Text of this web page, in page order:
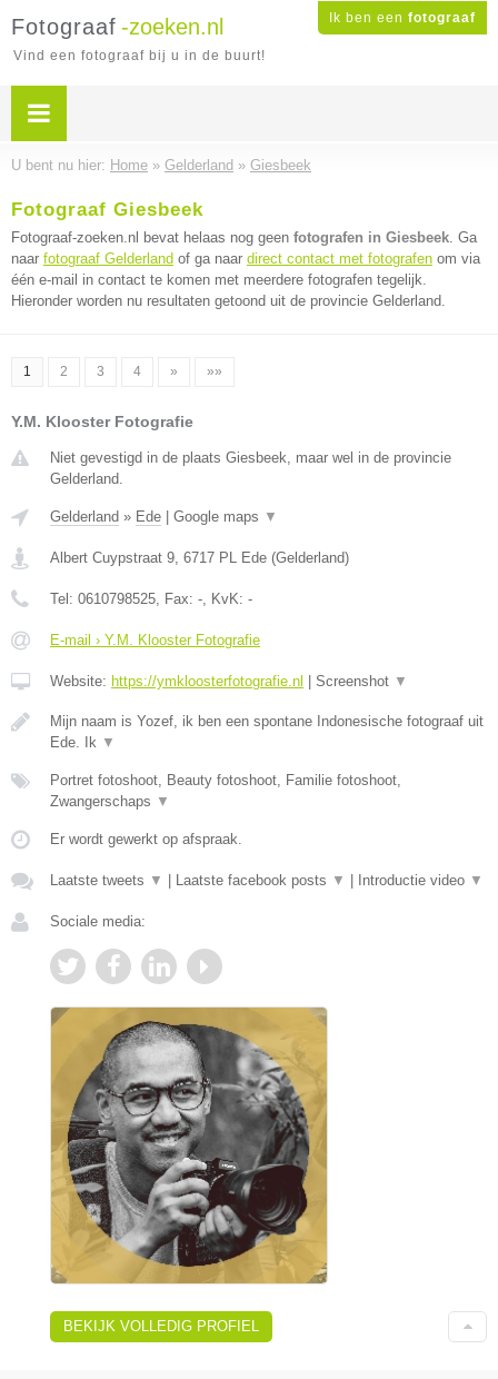
Ik ben een fotograaf
Fotograaf -zoeken.nl
Vind een fotograaf bij u in de buurt!
U bent nu hier: Home » Gelderland » Giesbeek
Fotograaf Giesbeek
Fotograaf-zoeken.nl bevat helaas nog geen fotografen in Giesbeek. Ga
naar fotograaf Gelderland of ga naar direct contact met fotografen om via
één e-mail in contact te komen met meerdere fotografen tegelijk.
Hieronder worden nu resultaten getoond uit de provincie Gelderland.
1 2 3 4 » »»
Y.M. Klooster Fotografie
Niet gevestigd in de plaats Giesbeek, maar wel in de provincie
Gelderland.
Gelderland » Ede Google maps ▼
Albert Cuypstraat 9, 6717 PL Ede (Gelderland)
Tel: 0610798525, Fax: -, KvK: -
E-mail › Y.M. Klooster Fotografie
Website: https://ymkloosterfotografie.nl Screenshot ▼
Mijn naam is Yozef, ik ben een spontane Indonesische fotograaf uit
Ede. Ik ▼
Portret fotoshoot, Beauty fotoshoot, Familie fotoshoot,
Zwangerschaps ▼
Er wordt gewerkt op afspraak.
Laatste tweets ▼ Laatste facebook posts ▼ Introductie video ▼
Sociale media:
BEKIJK VOLLEDIG PROFIEL